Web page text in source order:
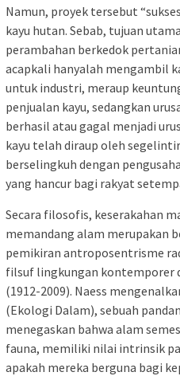
Namun, proyek tersebut
kayu hutan. Sebab, tujuan
perambahan berkedok
acapkali hanyalah mengambil
untuk industri, meraup
penjualan kayu, sedangkan
berhasil atau gagal menjadi
kayu telah diraup oleh
berselingkuh dengan
yang hancur bagi rakyat
Secara filosofis, keserakahan
memandang alam merupakan
pemikiran antroposentrisme
filsuf lingkungan kontemporer
(1912-2009). Naess
(Ekologi Dalam), sebuah
menegaskan bahwa alam
fauna, memiliki nilai intrinsik
apakah mereka berguna bagi